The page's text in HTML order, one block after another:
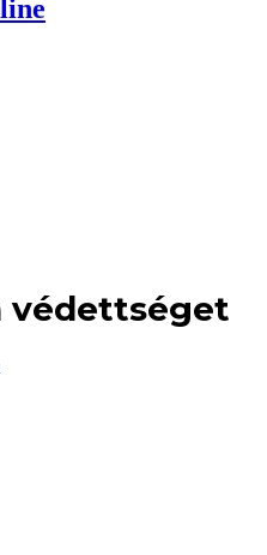
védettséget